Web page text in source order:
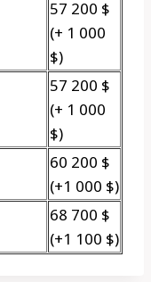
57 200 $
(+ 1 000
$)
57 200 $
(+ 1 000
$)
60 200 $
(+1 000 $)
68 700 $
(+1 100 $)